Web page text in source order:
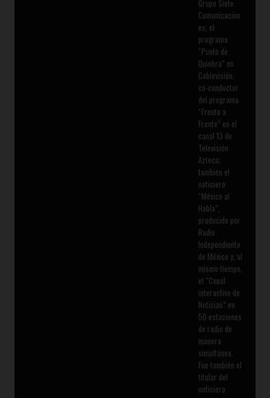
Grupo Siete
Comunicacion
es, el
programa
“Punto de
Quiebra” en
Cablevisión,
co-conductor
del programa
“Frente a
Frente” en el
canal 13 de
Televisión
Azteca;
también el
noticiero
“México al
Habla”,
producido por
Radio
Independiente
de México y, al
mismo tiempo,
el “Canal
interactivo de
Noticias” en
50 estaciones
de radio de
manera
simultánea.
Fue también el
titular del
noticiero